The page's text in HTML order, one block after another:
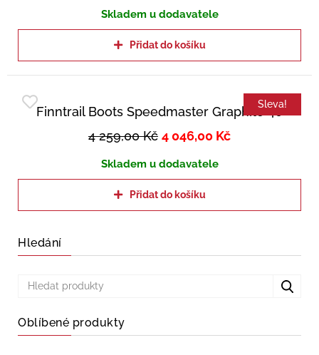
Skladem u dodavatele
Přidat do košíku
Sleva!
Finntrail Boots Speedmaster Graphite 40
4 259,00Kč 4 046,00 Kč
Skladem u dodavatele
Přidat do košíku
Hledání
Oblíbené produkty